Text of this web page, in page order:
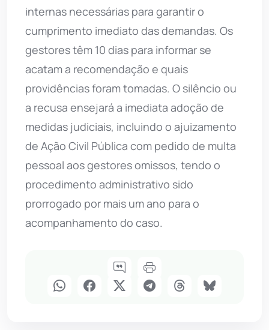
internas necessárias para garantir o
cumprimento imediato das demandas. Os
gestores têm 10 dias para informar se
acatam a recomendação e quais
providências foram tomadas. O silêncio ou
a recusa ensejará a imediata adoção de
medidas judiciais, incluindo o ajuizamento
de Ação Civil Pública com pedido de multa
pessoal aos gestores omissos, tendo o
procedimento administrativo sido
prorrogado por mais um ano para o
acompanhamento do caso.